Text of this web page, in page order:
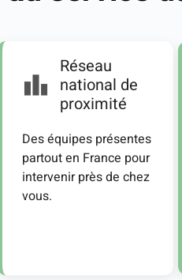
Réseau
national de
proximité
Des équipes présentes
partout en France pour
intervenir près de chez
vous.